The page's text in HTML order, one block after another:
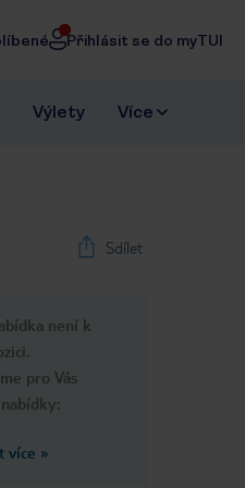
Přihlásit se do myTUI
Výlety Více
Sdílet
není k
pro Vás
více »Vyjímečný